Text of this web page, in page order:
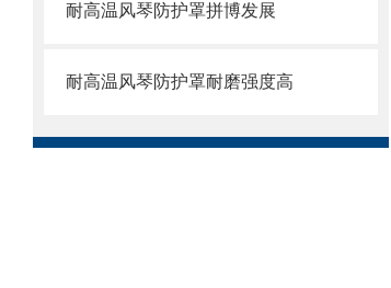
耐高温风琴防护罩拼博发展
耐高温风琴防护罩耐磨强度高